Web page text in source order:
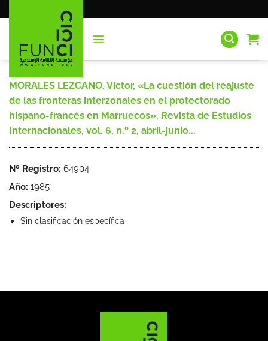
al
MORALES LEZCANO, Víctor, «La cuestión del reajuste
de las fronteras interzonales en el protectorado
hispano-francés en Marruecos», Revista de Estudios
Internacionales, vol. 6, n.º 2, abril-junio...
Nº Registro: 64904
Año: 1985
Descriptores:
Sin clasificación específica